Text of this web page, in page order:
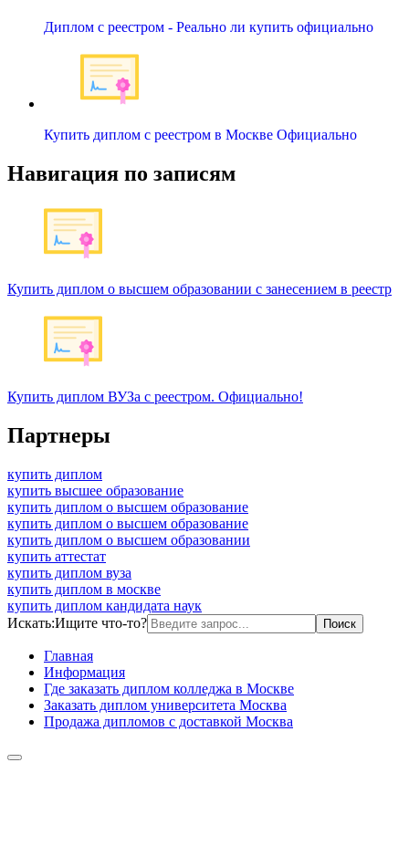
Диплом с реестром - Реально ли купить официально
Купить диплом с реестром в Москве Официально
Навигация по записям
Купить диплом о высшем образовании с занесением в реестр
Купить диплом ВУЗа с реестром. Официально!
Партнеры
купить диплом
купить высшее образование
купить диплом о высшем образование
купить диплом о высшем образование
купить диплом о высшем образовании
купить аттестат
купить диплом вуза
купить диплом в москве
купить диплом кандидата наук
Искать:Ищите что-то?
Главная
Информация
Где заказать диплом колледжа в Москве
Заказать диплом университета Москва
Продажа дипломов с доставкой Москва